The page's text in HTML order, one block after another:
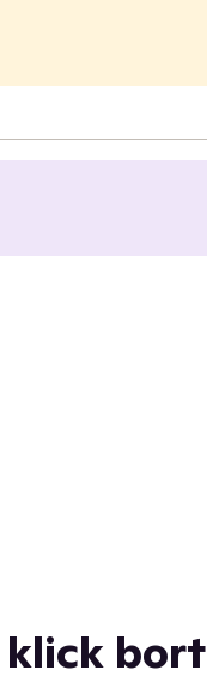
klick bort